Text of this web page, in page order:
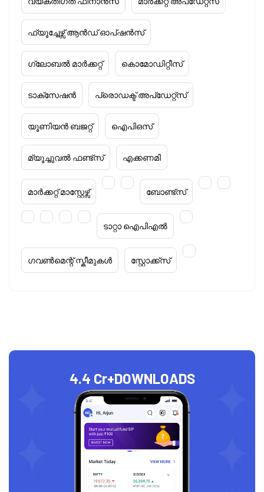
ഫ്യൂച്ചേഴ്സ് ആൻഡ് ഓപ്ഷൻസ്
ഗ്ലോബൽ മാർക്കറ്റ് കൊമോഡിറ്റീസ്
ടാക്‌സേഷൻ പ്രൊഡക്ട് അപ്‌ഡേറ്റ്സ്
യൂണിയൻ ബജറ്റ് ഐപിഒസ്
മ്യൂച്ചുവൽ ഫണ്ട്സ് എക്കണമി
മാർക്കറ്റ് മാസ്റ്റേഴ്സ് ബോണ്ട്സ്
ടാറ്റാ ഐപിഎൽ
ഗവൺമെന്റ് സ്കീമുകൾ സ്റ്റോക്ക്‌സ്
4.4 Cr+DOWNLOADS